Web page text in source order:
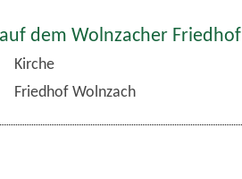
dem Wolnzacher Friedhof
Kirche
Friedhof Wolnzach